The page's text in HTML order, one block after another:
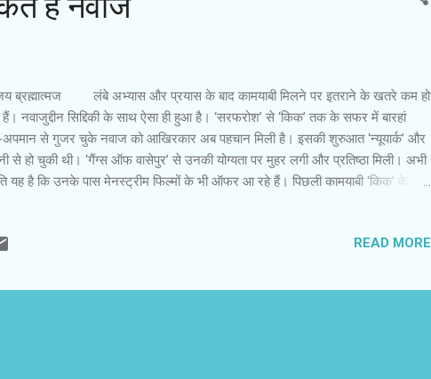
ब्रह्मात्मज लंबे अभ्यास और प्रयास के बाद कामयाबी मिलने पर इतराने के खतरे कम हो
नवाजुद्दीन सिद्दिकी के साथ ऐसा ही हुआ है। ‘सरफरोश’ से ‘किक’ तक के सफर में बारहां
अपमान से गुजर चुके नवाज को आखिरकार अब पहचान मिली है। इसकी शुरुआत ‘न्यूयार्क’ और
से हो चुकी थी। ‘गैंग्स ऑफ वासेपुर’ से उनकी योग्यता पर मुहर लगी और प्रतिष्ठा मिली। अभी
यह है कि उनके पास मेनस्ट्रीम फिल्मों के भी ऑफर आ रहे हैं। पिछली कामयाबी ‘किक’ के बाद
लवली’ रिलीज हुई थी। उसके बारे में दर्शकों का पता ही नहीं चला। उस फिल्म में मैंने काफी
के बारे में बताते हैं,‘आमिर खान के बारे में सभी जानते हैं कि वे परफेक्शनिस्ट हैं। उनके साथ
READ MORE